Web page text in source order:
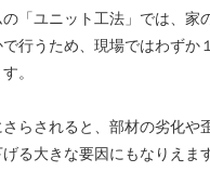
「ユニット工法」では、家
行うため、現場ではわずか
。
らされると、部材の劣化や
る大きな要因にもなりえます